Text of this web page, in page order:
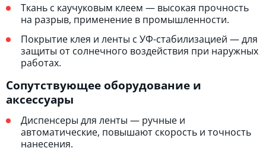
Ткань с каучуковым клеем — высокая прочность
на разрыв, применение в промышленности.
Покрытие клея и ленты с УФ-стабилизацией — для
защиты от солнечного воздействия при наружных
работах.
Сопутствующее оборудование и
аксессуары
Диспенсеры для ленты — ручные и
автоматические, повышают скорость и точность
нанесения.